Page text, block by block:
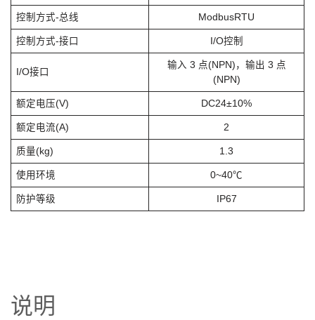
控制方式-总线 ModbusRTU
控制方式-接口 I/O控制
I/O接口
输入 3 点(NPN)，输出 3 点
(NPN)
额定电压(V) DC24±10%
额定电流(A) 2
质量(kg) 1.3
使用环境 0~40℃
防护等级 IP67
说明